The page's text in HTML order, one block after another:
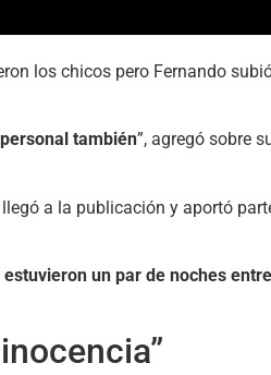
los chicos pero Fernando
también”, agregó sobre
a la publicación y aportó
estuvieron un par de noches